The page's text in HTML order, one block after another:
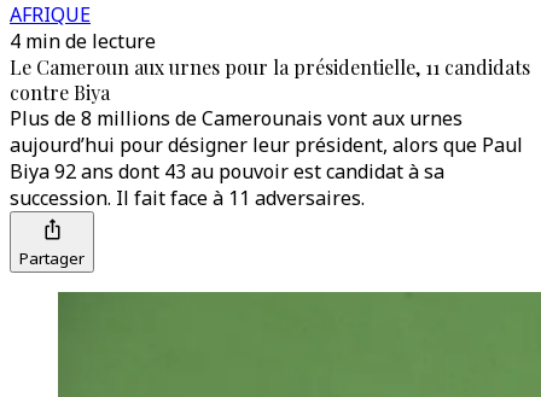
AFRIQUE
4 min de lecture
Le Cameroun aux urnes pour la présidentielle, 11 candidats
contre Biya
Plus de 8 millions de Camerounais vont aux urnes
aujourd’hui pour désigner leur président, alors que Paul
Biya 92 ans dont 43 au pouvoir est candidat à sa
succession. Il fait face à 11 adversaires.
Partager